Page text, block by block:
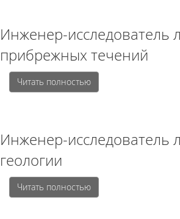
Инженер-исследователь
прибрежных течений
Читать полностью
Инженер-исследователь
геологии
Читать полностью